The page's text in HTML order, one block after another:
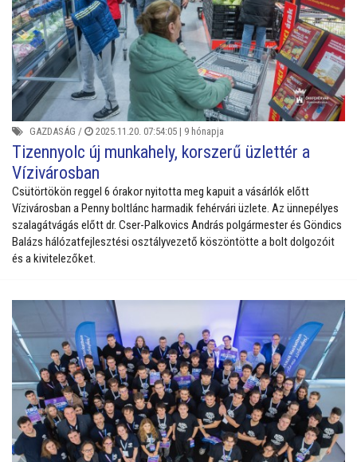
GAZDASÁG / 2025.11.20. 07:54:05 | 9 hónapja
Tizennyolc új munkahely, korszerű üzlettér a
Vízivárosban
Csütörtökön reggel 6 órakor nyitotta meg kapuit a vásárlók előtt
Vízivárosban a Penny boltlánc harmadik fehérvári üzlete. Az ünnepélyes
szalagátvágás előtt dr. Cser-Palkovics András polgármester és Göndics
Balázs hálózatfejlesztési osztályvezető köszöntötte a bolt dolgozóit
és a kivitelezőket.